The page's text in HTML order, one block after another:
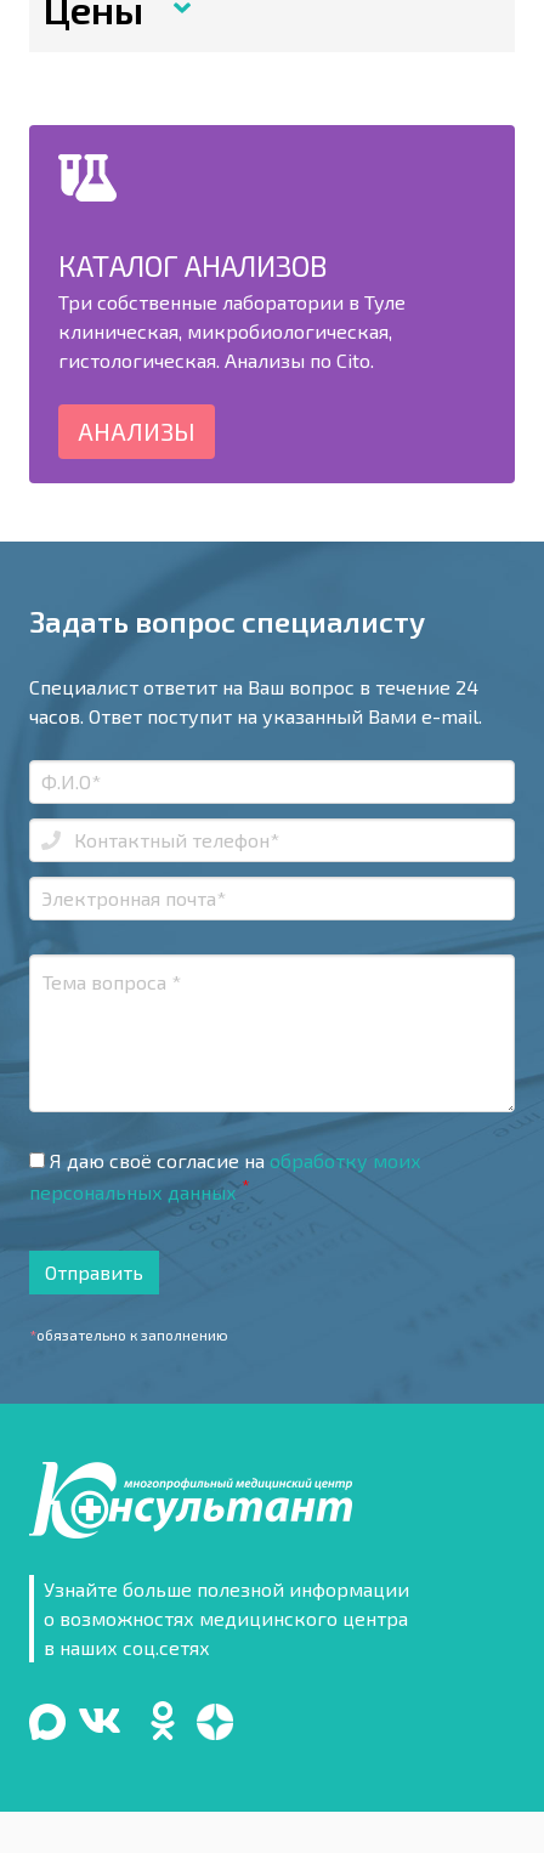
КАТАЛОГ АНАЛИЗОВ
Три собственные лаборатории в Туле
клиническая, микробиологическая,
гистологическая. Анализы по Cito.
АНАЛИЗЫ
Задать вопрос специалисту
Специалист ответит на Ваш вопрос в течение 24
часов. Ответ поступит на указанный Вами e-mail.
Я даю своё согласие на обработку моих
персональных данных *
Отправить
*обязательно к заполнению
Узнайте больше полезной информации
о возможностях медицинского центра
в наших соц.сетях